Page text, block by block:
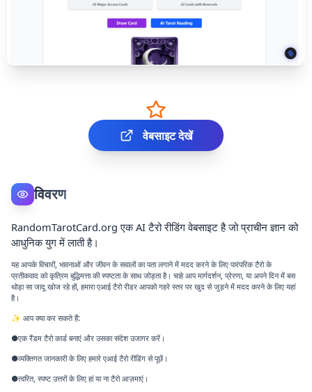
वेबसाइट देखें
विवरण
RandomTarotCard.org एक AI टैरो रीडिंग वेबसाइट है जो प्राचीन ज्ञान को
आधुनिक युग में लाती है।
यह आपके विचारों, भावनाओं और जीवन के सवालों का पता लगाने में मदद करने के लिए पारंपरिक टैरो के
प्रतीकवाद को कृत्रिम बुद्धिमत्ता की स्पष्टता के साथ जोड़ता है। चाहे आप मार्गदर्शन, प्रेरणा, या अपने दिन में बस
थोड़ा सा जादू खोज रहे हों, हमारा एआई टैरो रीडर आपको गहरे स्तर पर खुद से जुड़ने में मदद करने के लिए यहां
है।
✨ आप क्या कर सकते हैं:
●एक रैंडम टैरो कार्ड बनाएं और उसका संदेश उजागर करें।
●व्यक्तिगत जानकारी के लिए हमारे एआई टैरो रीडिंग से पूछें।
●त्वरित, स्पष्ट उत्तरों के लिए हां या ना टैरो आज़माएं।